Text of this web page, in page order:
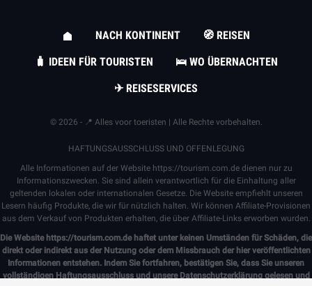
NACH KONTINENT
🧭 REISEN
🧳 IDEEN FÜR TOURISTEN
🛌 WO ÜBERNACHTEN
✈ REISESERVICES
© 2026 - 📍 Alles voor toeristen | Alle Rechte vorbehalten.
HAFTUNGSAUSSCHLUSS UND OFFENLEGUNG
Alle Informationen auf der Website https://tourism.com.dedienen nur zu
Informationszwecken. Sie sind allein verantwortlich für die Einhaltung aller
geltenden lokalen oder internationalen Gesetze. Die Website empfiehlt unseren
Lesern häufig Produkte, die wir für nützlich halten. Wir können Affiliate-Provisionen
aus dem Verkauf von Produkten erhalten, die über Affiliate-Links erworben wurden.
Die Website https://tourism.com.dehaftet unter keinen Umständen für Schäden, die
direkt oder indirekt aus der Nutzung oder dem Missbrauch der hier veröffentlichten
Informationen entstehen. Indem Sie fortfahren, bestätigen Sie, dass Sie unseren
vollständigen Haftungsausschluss und unsere Datenschutzerklärung gelesen und